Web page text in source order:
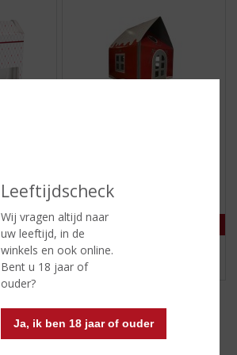
Leeftijdscheck
Wij vragen altijd naar
uw leeftijd, in de
winkels en ook online.
Bent u 18 jaar of
ouder?
Ja, ik ben 18 jaar of ouder
Kersthuisje Cadeaudoos
MEER INFO